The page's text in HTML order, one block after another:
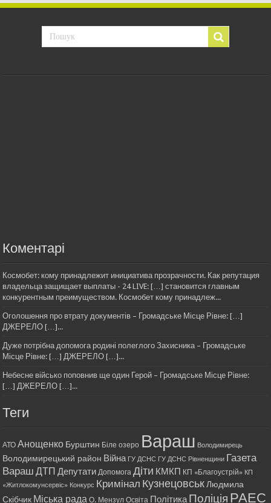
Коментарі
Космобет: кому принадлежит инициатива прозрачности. Как репутация
владельца защищает выплаты - 24 LIVE: […] становится главным
конкурентным преимуществом. Космобет кому принадлеж...
Оголошення про втрату документів – Громадське Місце Рівне: […]
ДЖЕРЕЛО […]...
Дуже потрібна допомога родині полеглого Захисника – Громадське
Місце Рівне: […] ДЖЕРЕЛО […]...
Небесне військо поповнив ще один Герой – Громадське Місце Рівне:
[…] ДЖЕРЕЛО […]...
Теги
АТО Анощенко Бурштин Біле озеро Вараш Володимирець
Володимирецький район Війна ГУ ДСНС ГУ ДСНС Рівненщини Газета
Вараш ДТП Депутати Допомога Діти КМКП КП «Благоустрій» КП
«Житлокомунсервіс» Конкурс Кримінал Кузнецовськ Людмила
Скібчик Міська рада О. Мензул Освіта ПолітикаПоліція РАЕС